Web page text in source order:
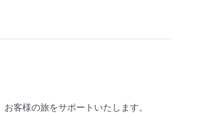
客様の旅をサポートいたします。